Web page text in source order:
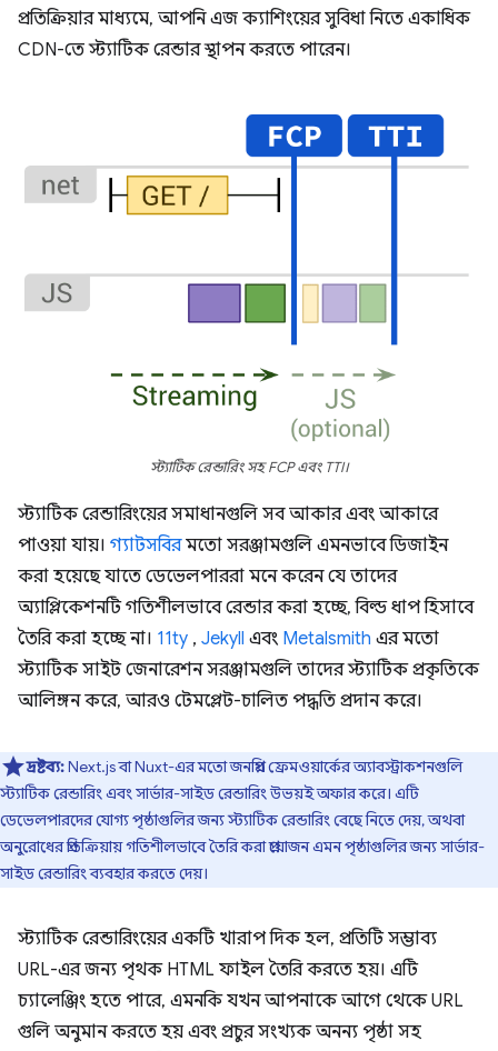
প্রতিক্রিয়ার মাধ্যমে, আপনি এজ ক্যাশিংয়ের সুবিধা নিতে একাধিক
CDN-তে স্ট্যাটিক রেন্ডার স্থাপন করতে পারেন।
স্ট্যাটিক রেন্ডারিং সহ FCP এবং TTI।
স্ট্যাটিক রেন্ডারিংয়ের সমাধানগুলি সব আকার এবং আকারে
পাওয়া যায়। গ্যাটসবিরমতো সরঞ্জামগুলি এমনভাবে ডিজাইন
করা হয়েছে যাতে ডেভেলপাররা মনে করেন যে তাদের
অ্যাপ্লিকেশনটি গতিশীলভাবে রেন্ডার করা হচ্ছে, বিল্ড ধাপ হিসাবে
তৈরি করা হচ্ছে না। 11ty , Jekyll এবং Metalsmith এর মতো
স্ট্যাটিক সাইট জেনারেশন সরঞ্জামগুলি তাদের স্ট্যাটিক প্রকৃতিকে
আলিঙ্গন করে, আরও টেমপ্লেট-চালিত পদ্ধতি প্রদান করে।
দ্রষ্টব্য:Next.js বা Nuxt-এর মতো জনপ্রিয় ফ্রেমওয়ার্কের অ্যাবস্ট্রাকশনগুলি
স্ট্যাটিক রেন্ডারিং এবং সার্ভার-সাইড রেন্ডারিং উভয়ই অফার করে। এটি
ডেভেলপারদের যোগ্য পৃষ্ঠাগুলির জন্য স্ট্যাটিক রেন্ডারিং বেছে নিতে দেয়, অথবা
অনুরোধের প্রতিক্রিয়ায় গতিশীলভাবে তৈরি করা প্রয়োজন এমন পৃষ্ঠাগুলির জন্য সার্ভার-
সাইড রেন্ডারিং ব্যবহার করতে দেয়।
স্ট্যাটিক রেন্ডারিংয়ের একটি খারাপ দিক হল, প্রতিটি সম্ভাব্য
URL-এর জন্য পৃথক HTML ফাইল তৈরি করতে হয়। এটি
চ্যালেঞ্জিং হতে পারে, এমনকি যখন আপনাকে আগে থেকে URL
গুলি অনুমান করতে হয় এবং প্রচুর সংখ্যক অনন্য পৃষ্ঠা সহ